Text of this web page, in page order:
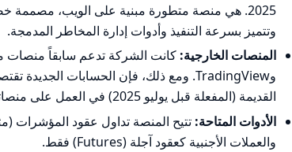
2025. هي منصة متطورة مبنية على الويب، مصممة
وتتميز بسرعة التنفيذ وأدوات إدارة المخاطر المدمجة.
المنصات الخارجية:
القديمة (المفعلة قبل يوليو 2025) في العمل على منصاتها الأصلية حتى إشعار آخر.
الأدوات المتاحة:
والعملات الأجنبية كعقود آجلة (Futures) فقط.